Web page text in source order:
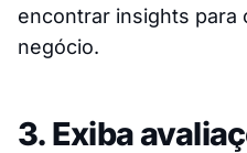
encontrar insights para
negócio.
3. Exiba